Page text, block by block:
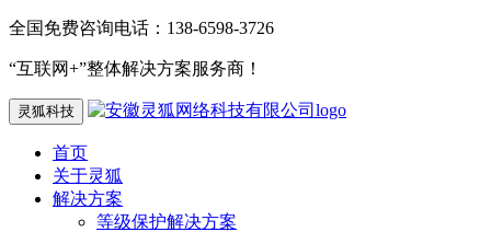
全国免费咨询电话：138-6598-3726
“互联网+”整体解决方案服务商！
灵狐科技
首页
关于灵狐
解决方案
等级保护解决方案